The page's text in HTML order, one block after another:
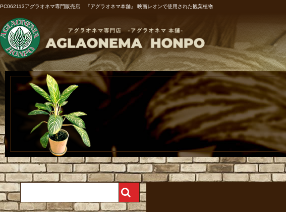
PC062113アグラオネマ専門販売店 『アグラオネマ本舗』 映画レオンで使用された観葉植物